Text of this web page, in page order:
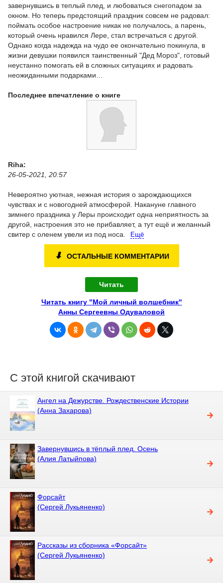
завернувшись в теплый плед, и любоваться снегопадом за
окном. Но теперь предстоящий праздник совсем не радовал:
поймать особое настроение никак не получалось, а парень,
который очень нравился Лере, стал встречаться с другой.
Однако когда надежда на чудо ее окончательно покинула, в
жизни девушки появился таинственный "Дед Мороз", готовый
неустанно помогать ей в сложных ситуациях и радовать
неожиданными подарками…
Последнее впечатление о книге
Riha:
26-05-2021, 20:57
Невероятно уютная, нежная история о зарождающихся
чувствах и с новогодней атмосферой. Накануне главного
зимнего праздника у Леры происходит одна неприятность за
другой, настроения это не прибавляет, а тут ещё и желанный
свитер с оленем увели из под носа.
Ещё
⬇ ОСТАЛЬНЫЕ КОММЕНТАРИИ
Читать
Читать книгу "Мой личный волшебник"
Анны Сергеевны Одуваловой
С этой книгой скачивают
Ангел на Дежурстве. Рождественские Истории
(Анна Захарова)
Завернувшись в тёплый плед. Осень
(Алия Латыйпова)
Форсайт
(Сергей Лукьяненко)
Рассказы из сборника «Форсайт»
(Сергей Лукьяненко)